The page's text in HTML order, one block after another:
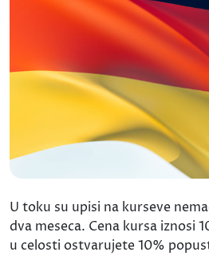
U toku su upisi na kurseve
dva meseca. Cena kursa iznosi
u celosti ostvarujete 10%